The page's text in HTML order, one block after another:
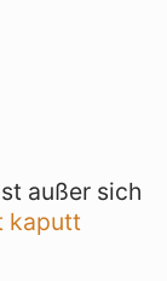
außer sich
kaputt